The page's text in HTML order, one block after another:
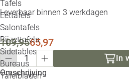
Tafels
Eettafels
Salontafels
Bijzettafels
Sidetables
Bureaus
Tafelbladen
Leverbaar binnen 3 werkdagen
109,9565,97
In
Omschrijving